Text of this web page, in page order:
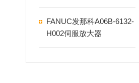
FANUC发那科A06B-6132-
H002伺服放大器